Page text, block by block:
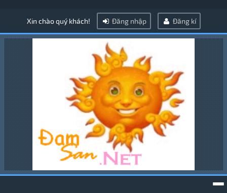
Xin chào quý khách! Đăng nhập Đăng kí